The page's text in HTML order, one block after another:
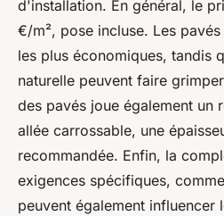
d'installation. En général, le
€/m², pose incluse. Les
les plus économiques, tandis
naturelle peuvent faire
des pavés joue également un
allée carrossable, une
recommandée. Enfin, la
exigences spécifiques,
peuvent également influencer